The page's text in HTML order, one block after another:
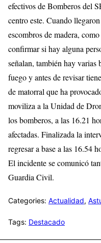
efectivos de Bomberos del
centro este. Cuando
escombros de madera,
confirmar si hay alguna
señalan, también hay varias
fuego y antes de revisar
de matorral que ha
moviliza a la Unidad de
los bomberos, a las 16.21
afectadas. Finalizada la
regresar a base a las 16.54
El incidente se comunicó
Guardia Civil.
Categories: Actualidad,
Tags: Destacado